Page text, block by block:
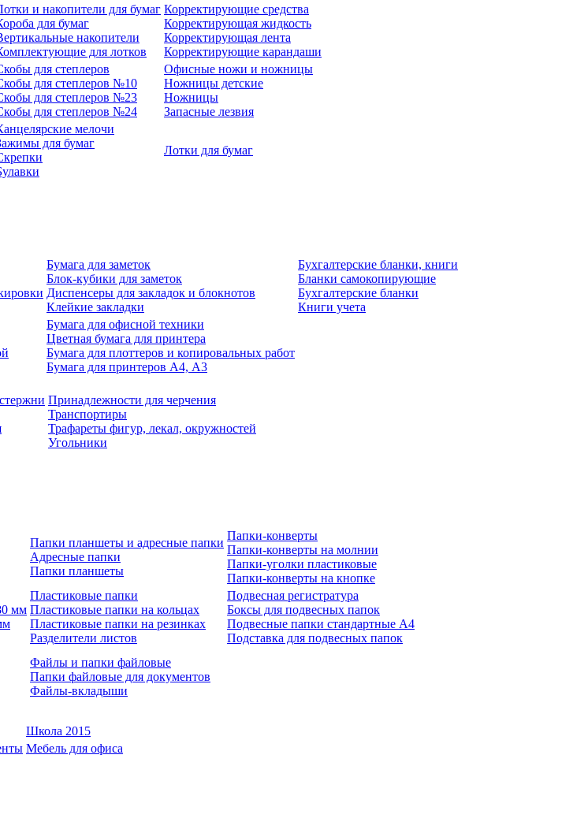
и накопители для бумаг
для бумаг
накопители
для лотков
Корректирующие средства
Корректирующая жидкость
Корректирующая лента
Корректирующие карандаши
для степлеров
для степлеров №10
для степлеров №23
для степлеров №24
Офисные ножи и ножницы
Ножницы детские
Ножницы
Запасные лезвия
мелочи
для бумаг
Лотки для бумаг
Бумага для заметок
Блок-кубики для заметок
Диспенсеры для закладок и блокнотов
Клейкие закладки
Бухгалтерские бланки, книги
Бланки самокопирующие
Бухгалтерские бланки
Книги учета
Бумага для офисной техники
Цветная бумага для принтера
Бумага для плоттеров и копировальных работ
Бумага для принтеров А4, А3
Принадлежности для черчения
Транспортиры
Трафареты фигур, лекал, окружностей
Угольники
Папки планшеты и адресные папки
Адресные папки
Папки планшеты
Папки-конверты
Папки-конверты на молнии
Папки-уголки пластиковые
Папки-конверты на кнопке
мм
Пластиковые папки
Пластиковые папки на кольцах
Пластиковые папки на резинках
Разделители листов
Подвесная регистратура
Боксы для подвесных папок
Подвесные папки стандартные А4
Подставка для подвесных папок
Файлы и папки файловые
Папки файловые для документов
Файлы-вкладыши
Школа 2015
Мебель для офиса